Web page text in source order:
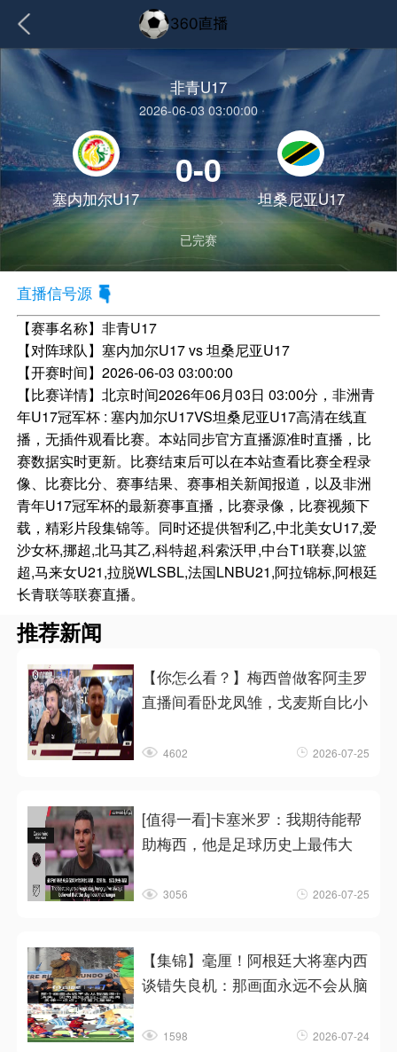
非青U17
2026-06-03 03:00:00
塞内加尔U17
0-0
坦桑尼亚U17
已完赛
直播信号源
【赛事名称】非青U17
【对阵球队】塞内加尔U17 vs 坦桑尼亚U17
【开赛时间】2026-06-03 03:00:00
【比赛详情】北京时间2026年06月03日 03:00分，非洲青
年U17冠军杯 : 塞内加尔U17VS坦桑尼亚U17高清在线直
播，无插件观看比赛。本站同步官方直播源准时直播，比
赛数据实时更新。比赛结束后可以在本站查看比赛全程录
像、比赛比分、赛事结果、赛事相关新闻报道，以及非洲
青年U17冠军杯的最新赛事直播，比赛录像，比赛视频下
载，精彩片段集锦等。同时还提供智利乙,中北美女U17,爱
沙女杯,挪超,北马其乙,科特超,科索沃甲,中台T1联赛,以篮
超,马来女U21,拉脱WLSBL,法国LNBU21,阿拉锦标,阿根廷
长青联等联赛直播。
推荐新闻
【你怎么看？】梅西曾做客阿圭罗
直播间看卧龙凤雏，戈麦斯自比小
4602 2026-07-25
[值得一看]卡塞米罗：我期待能帮
助梅西，他是足球历史上最伟大
3056 2026-07-25
【集锦】毫厘！阿根廷大将塞内西
谈错失良机：那画面永远不会从脑
1598 2026-07-24